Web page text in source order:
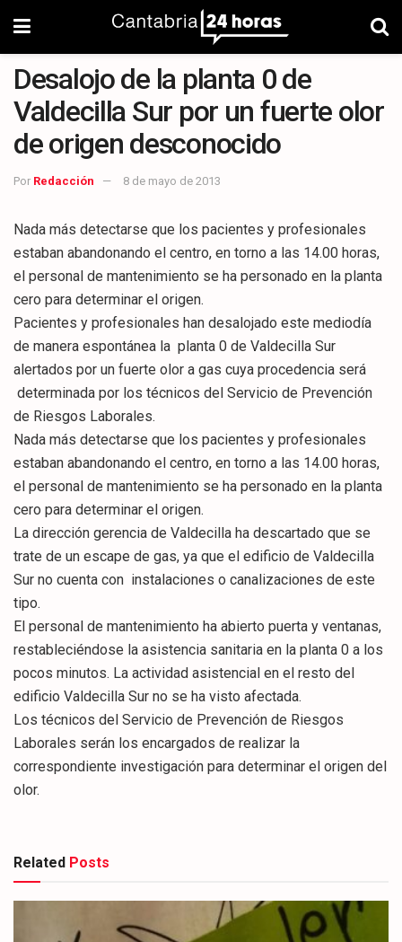
Desalojo de la planta 0 de
Valdecilla Sur por un fuerte olor
de origen desconocido
Por Redacción 8 de mayo de 2013
Nada más detectarse que los pacientes y profesionales
estaban abandonando el centro, en torno a las 14.00 horas,
el personal de mantenimiento se ha personado en la planta
cero para determinar el origen.
Pacientes y profesionales han desalojado este mediodía
de manera espontánea la planta 0 de Valdecilla Sur
alertados por un fuerte olor a gas cuya procedencia será
determinada por los técnicos del Servicio de Prevención
de Riesgos Laborales.
Nada más detectarse que los pacientes y profesionales
estaban abandonando el centro, en torno a las 14.00 horas,
el personal de mantenimiento se ha personado en la planta
cero para determinar el origen.
La dirección gerencia de Valdecilla ha descartado que se
trate de un escape de gas, ya que el edificio de Valdecilla
Sur no cuenta con instalaciones o canalizaciones de este
tipo.
El personal de mantenimiento ha abierto puerta y ventanas,
restableciéndose la asistencia sanitaria en la planta 0 a los
pocos minutos. La actividad asistencial en el resto del
edificio Valdecilla Sur no se ha visto afectada.
Los técnicos del Servicio de Prevención de Riesgos
Laborales serán los encargados de realizar la
correspondiente investigación para determinar el origen del
olor.
Related Posts